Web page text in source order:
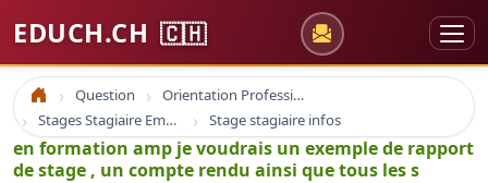
EDUCH.CH 🇨🇭
Accueil Question
Orientation Professionnelle
Stages Stagiaire Emploi
Stage stagiaire infos
en formation amp je voudrais un exemple de rapport
de stage , un compte rendu ainsi que tous les s